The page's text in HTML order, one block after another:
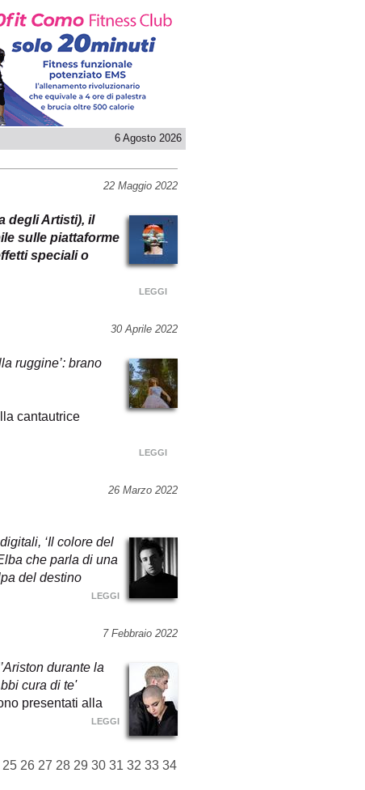
6 Agosto 2026
22 Maggio 2022
degli Artisti), il
sulle piattaforme
speciali o
LEGGI
30 Aprile 2022
ruggine’: brano
cantautrice
LEGGI
26 Marzo 2022
‘Il colore del
che parla di una
del destino
LEGGI
7 Febbraio 2022
durante la
cura di te'
presentati alla
LEGGI
25 26 27 28 29 30 31 32 33 34